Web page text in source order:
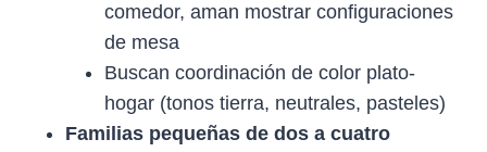
comedor, aman mostrar configuraciones
de mesa
Buscan coordinación de color plato-
hogar (tonos tierra, neutrales, pasteles)
Familias pequeñas de dos a cuatro